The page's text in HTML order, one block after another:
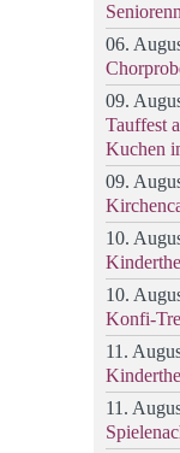
06.
09.
Tauffest
Kuchen
09.
10.
10.
Konfi-
11.
11.